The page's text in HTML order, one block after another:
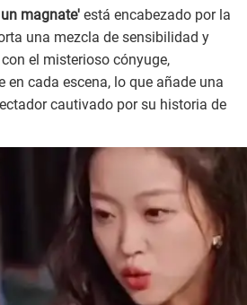
magnate' está encabezado por la
una mezcla de sensibilidad y
el misterioso cónyuge,
en cada escena, lo que añade una
cautivado por su historia de